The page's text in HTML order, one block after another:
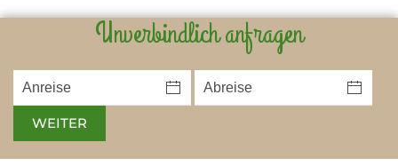
Unverbindlich anfragen
WEITER